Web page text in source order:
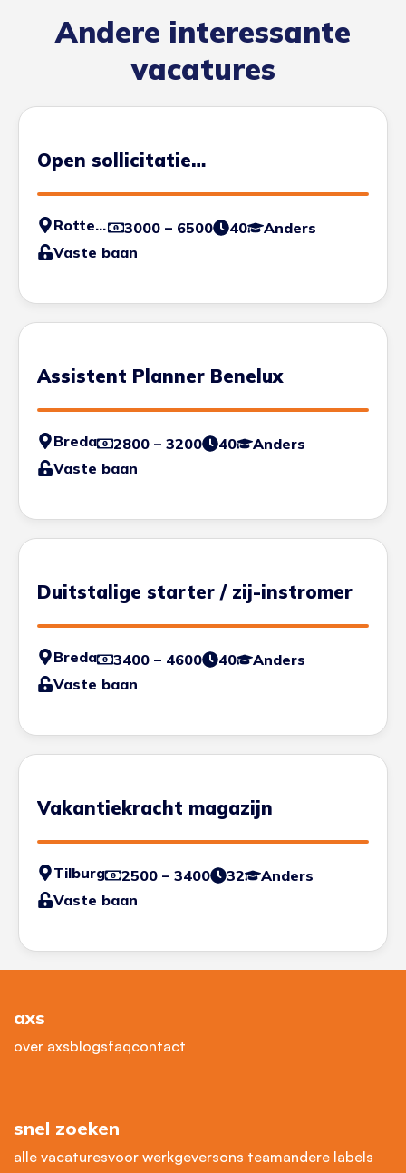
Andere interessante
vacatures
Open sollicitatie
Werktuigbouwkunde
Rotterdam 3000 – 6500 40
Anders
Vaste baan
Assistent Planner Benelux
Breda 2800 – 3200 40
Anders
Vaste baan
Duitstalige starter / zij-instromer
Breda 3400 – 4600 40
Anders
Vaste baan
Vakantiekracht magazijn
Tilburg 2500 – 3400 32
Anders
Vaste baan
axs
over axsblogsfaqcontact
snel zoeken
alle vacaturesvoor werkgeversons teamandere labels